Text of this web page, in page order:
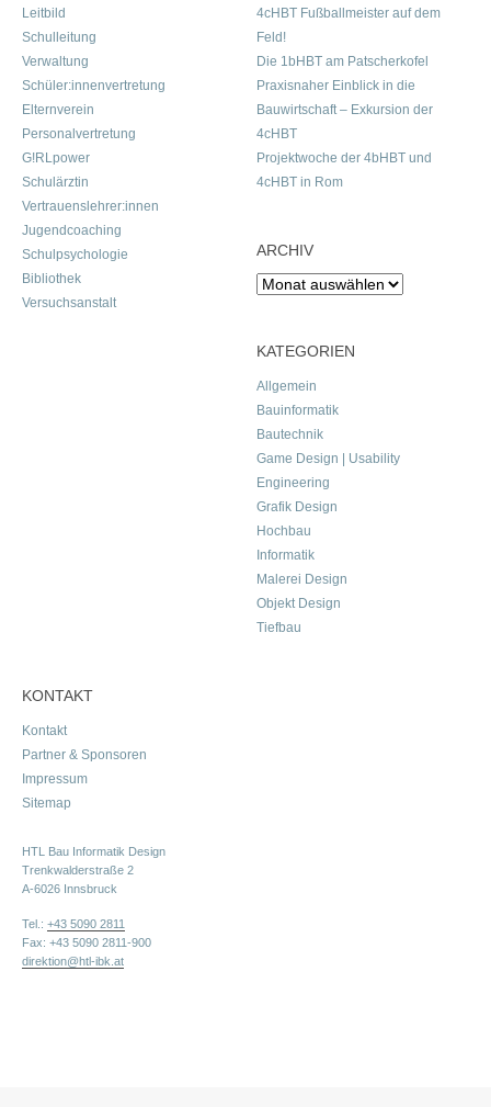
Leitbild
Schulleitung
Verwaltung
Schüler:innenvertretung
Elternverein
Personalvertretung
G!RLpower
Schulärztin
Vertrauenslehrer:innen
Jugendcoaching
Schulpsychologie
Bibliothek
Versuchsanstalt
4cHBT Fußballmeister auf dem
Feld!
Die 1bHBT am Patscherkofel
Praxisnaher Einblick in die
Bauwirtschaft – Exkursion der
4cHBT
Projektwoche der 4bHBT und
4cHBT in Rom
ARCHIV
Archiv
KATEGORIEN
Allgemein
Bauinformatik
Bautechnik
Game Design | Usability
Engineering
Grafik Design
Hochbau
Informatik
Malerei Design
Objekt Design
Tiefbau
KONTAKT
Kontakt
Partner & Sponsoren
Impressum
Sitemap
HTL Bau Informatik Design
Trenkwalderstraße 2
A-6026 Innsbruck
Tel.: +43 5090 2811
Fax: +43 5090 2811-900
direktion@htl-ibk.at